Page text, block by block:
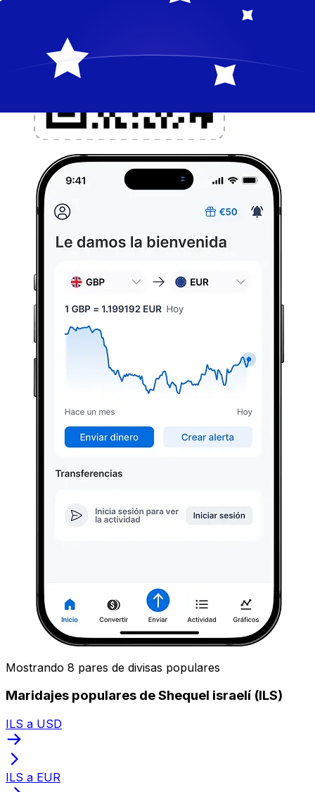
Mostrando 8 pares de divisas populares
Maridajes populares de Shequel israelí (ILS)
ILS a USD
ILS a EUR